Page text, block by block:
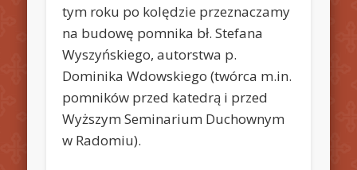
tym roku po kolędzie przeznaczamy
na budowę pomnika bł. Stefana
Wyszyńskiego, autorstwa p.
Dominika Wdowskiego (twórca m.in.
pomników przed katedrą i przed
Wyższym Seminarium Duchownym
w Radomiu).